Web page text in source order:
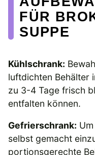
FÜR
SUPPE
Kühlschrank:
luftdichten Behälter
zu 3-4 Tage frisch
entfalten können.
Gefrierschrank:
selbst gemacht
portionsgerechte